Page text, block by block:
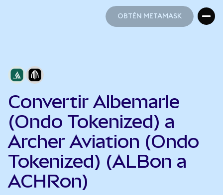
OBTÉN METAMASK
Convertir Albemarle
(Ondo Tokenized) a
Archer Aviation (Ondo
Tokenized) (ALBon a
ACHRon)